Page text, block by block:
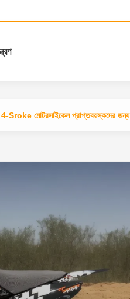
মোটরসাইকেল প্রাপ্তবয়স্কদের জন্য